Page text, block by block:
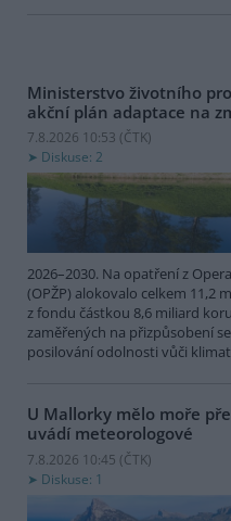
Ministerstvo životního
akční plán adaptace na
7.8.2026 10:53 (ČTK)
Diskuse: 2
2026–2030. Na opatření z
(OPŽP) alokovalo celkem 11,2
z fondu částkou 8,6 miliard
zaměřených na přizpůsobení
posilování odolnosti vůči
U Mallorky mělo moře
uvádí meteorologové
7.8.2026 10:45 (ČTK)
Diskuse: 1